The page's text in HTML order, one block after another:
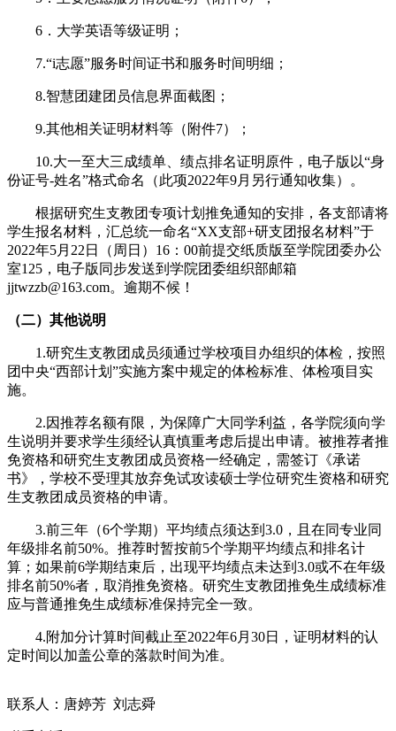
6．大学英语等级证明；
7.“i志愿”服务时间证书和服务时间明细；
8.智慧团建团员信息界面截图；
9.其他相关证明材料等（附件7）；
10.大一至大三成绩单、绩点排名证明原件，电子版以“身
份证号-姓名”格式命名（此项2022年9月另行通知收集）。
根据研究生支教团专项计划推免通知的安排，各支部请将
学生报名材料，汇总统一命名“XX支部+研支团报名材料”于
2022年5月22日（周日）16：00前提交纸质版至学院团委办公
室125，电子版同步发送到学院团委组织部邮箱
jjtwzzb@163.com。逾期不候！
（二）其他说明
1.研究生支教团成员须通过学校项目办组织的体检，按照
团中央“西部计划”实施方案中规定的体检标准、体检项目实
施。
2.因推荐名额有限，为保障广大同学利益，各学院须向学
生说明并要求学生须经认真慎重考虑后提出申请。被推荐者推
免资格和研究生支教团成员资格一经确定，需签订《承诺
书》，学校不受理其放弃免试攻读硕士学位研究生资格和研究
生支教团成员资格的申请。
3.前三年（6个学期）平均绩点须达到3.0，且在同专业同
年级排名前50%。推荐时暂按前5个学期平均绩点和排名计
算；如果前6学期结束后，出现平均绩点未达到3.0或不在年级
排名前50%者，取消推免资格。研究生支教团推免生成绩标准
应与普通推免生成绩标准保持完全一致。
4.附加分计算时间截止至2022年6月30日，证明材料的认
定时间以加盖公章的落款时间为准。
联系人：唐婷芳 刘志舜